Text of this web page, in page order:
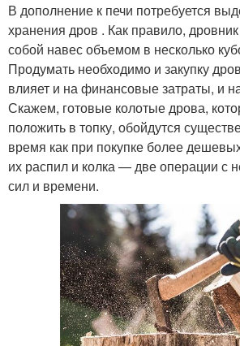
В дополнение к печи потребуется
хранения дров . Как правило,
собой навес объемом в несколько
Продумать необходимо и закупку
влияет и на финансовые затраты, и
Скажем, готовые колотые дрова,
положить в топку, обойдутся
время как при покупке более
их распил и колка — две операции с
сил и времени.